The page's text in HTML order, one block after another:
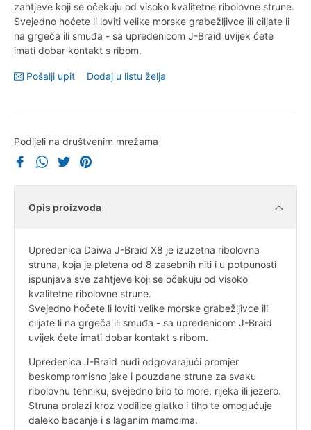
zahtjeve koji se očekuju od visoko kvalitetne ribolovne strune.
Svejedno hoćete li loviti velike morske grabežljivce ili ciljate li
na grgeča ili smuđa - sa upredenicom J-Braid uvijek ćete
imati dobar kontakt s ribom.
Pošalji upit Dodaj u listu želja
Podijeli na društvenim mrežama
Opis proizvoda
Upredenica Daiwa J-Braid X8 je izuzetna ribolovna
struna, koja je pletena od 8 zasebnih niti i u potpunosti
ispunjava sve zahtjeve koji se očekuju od visoko
kvalitetne ribolovne strune.
Svejedno hoćete li loviti velike morske grabežljivce ili
ciljate li na grgeča ili smuđa - sa upredenicom J-Braid
uvijek ćete imati dobar kontakt s ribom.
Upredenica J-Braid nudi odgovarajući promjer
beskompromisno jake i pouzdane strune za svaku
ribolovnu tehniku, svejedno bilo to more, rijeka ili jezero.
Struna prolazi kroz vodilice glatko i tiho te omogućuje
daleko bacanje i s laganim mamcima.